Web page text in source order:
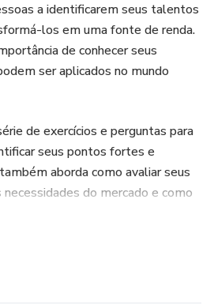
a identificarem seus talentos
los em uma fonte de renda.
de conhecer seus
ser aplicados no mundo
de exercícios e perguntas para
seus pontos fortes e
aborda como avaliar seus
do mercado e como
incluindo como iniciar um